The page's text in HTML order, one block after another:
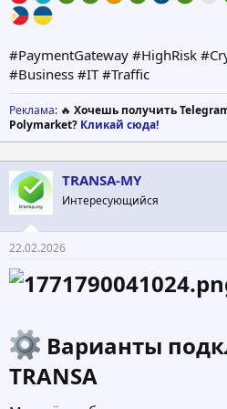
#PaymentGateway #HighRisk
#Business #IT #Traffic
Реклама: 🔥 Хочешь получить
Polymarket? Кликай сюда!
TRANSA-MY
Интересующийся
22.02.2026
Варианты
TRANSA​